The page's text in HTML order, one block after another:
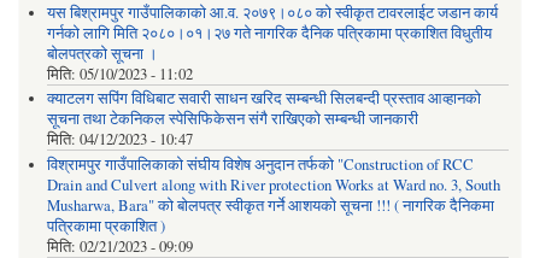
यस बिश्रामपुर गाउँपालिकाको आ.व. २०७९।०८० को स्वीकृत टावरलाईट जडान कार्य
गर्नको लागि मिति २०८०।०१।२७ गते नागरिक दैनिक पत्रिकामा प्रकाशित विधुतीय
बोलपत्रको सूचना ।
मिति: 05/10/2023 - 11:02
क्याटलग सपिंग विधिबाट सवारी साधन खरिद सम्बन्धी सिलबन्दी प्रस्ताव आव्हानको
सूचना तथा टेकनिकल स्पेसिफिकेसन संगै राखिएको सम्बन्धी जानकारी
मिति: 04/12/2023 - 10:47
विश्रामपुर गाउँपालिकाको संघीय विशेष अनुदान तर्फको "Construction of RCC
Drain and Culvert along with River protection Works at Ward no. 3, South
Musharwa, Bara" को बोलपत्र स्वीकृत गर्ने आशयको सूचना !!! ( नागरिक दैनिकमा
पत्रिकामा प्रकाशित )
मिति: 02/21/2023 - 09:09